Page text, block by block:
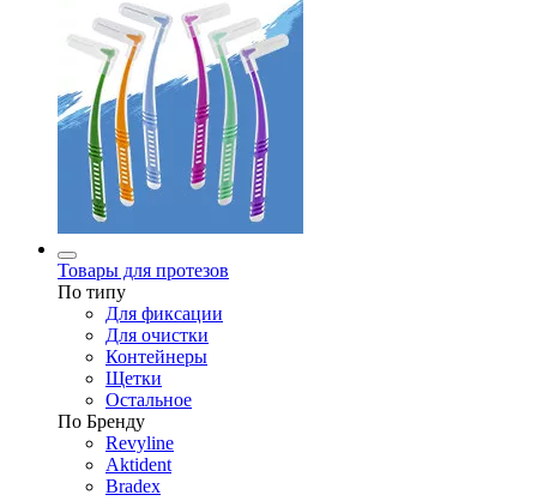
Товары для протезов
По типу
Для фиксации
Для очистки
Контейнеры
Щетки
Остальное
По Бренду
Revyline
Aktident
Bradex